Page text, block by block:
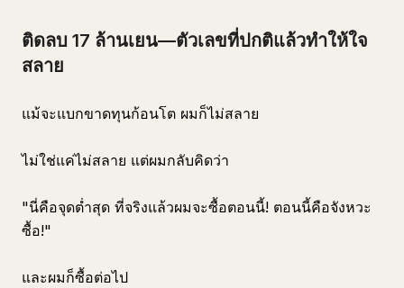
ติดลบ 17 ล้านเยน—ตัวเลขที่ปกติแล้วทำให้ใจ
สลาย
แม้จะแบกขาดทุนก้อนโต ผมก็ไม่สลาย
ไม่ใช่แค่ไม่สลาย แต่ผมกลับคิดว่า
"นี่คือจุดต่ำสุด ที่จริงแล้วผมจะซื้อตอนนี้! ตอนนี้คือจังหวะ
ซื้อ!"
และผมก็ซื้อต่อไป